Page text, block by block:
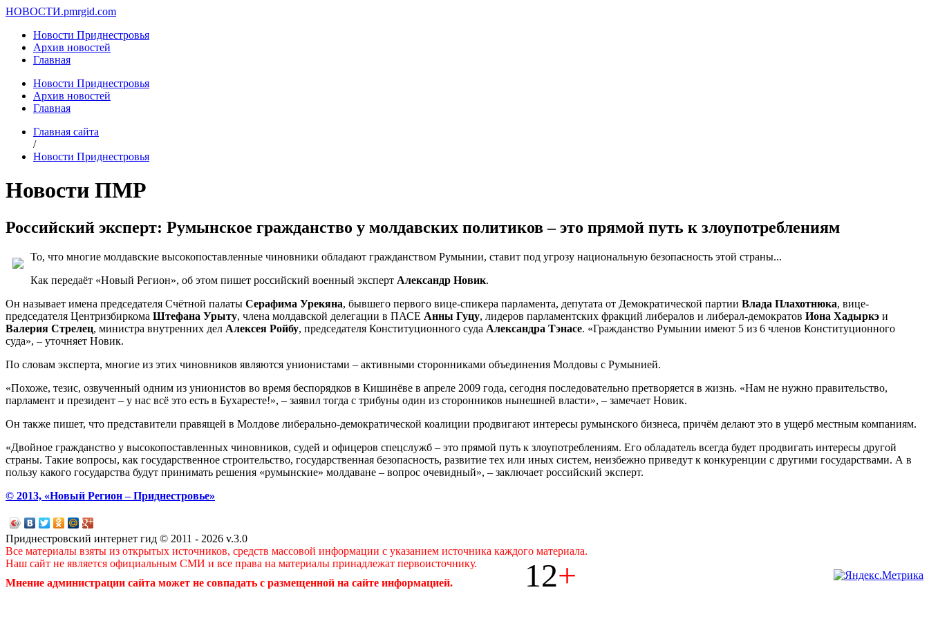
НОВОСТИ.pmrgid.com
Новости Приднестровья
Архив новостей
Главная
Новости Приднестровья
Архив новостей
Главная
Главная сайта
/
Новости Приднестровья
Новости ПМР
Российский эксперт: Румынское гражданство у молдавских политиков – это прямой путь к злоупотреблениям
То, что многие молдавские высокопоставленные чиновники обладают гражданством Румынии, ставит под угрозу национальную безопасность этой страны...
Как передаёт «Новый Регион», об этом пишет российский военный эксперт Александр Новик.
Он называет имена председателя Счётной палаты Серафима Урекяна, бывшего первого вице-спикера парламента, депутата от Демократической партии Влада Плахотнюка, вице-
председателя Центризбиркома Штефана Урыту, члена молдавской делегации в ПАСЕ Анны Гуцу, лидеров парламентских фракций либералов и либерал-демократов Иона Хадыркэ и
Валерия Стрелец, министра внутренних дел Алексея Ройбу, председателя Конституционного суда Александра Тэнасе. «Гражданство Румынии имеют 5 из 6 членов Конституционного
суда», – уточняет Новик.
По словам эксперта, многие из этих чиновников являются унионистами – активными сторонниками объединения Молдовы с Румынией.
«Похоже, тезис, озвученный одним из унионистов во время беспорядков в Кишинёве в апреле 2009 года, сегодня последовательно претворяется в жизнь. «Нам не нужно правительство,
парламент и президент – у нас всё это есть в Бухаресте!», – заявил тогда с трибуны один из сторонников нынешней власти», – замечает Новик.
Он также пишет, что представители правящей в Молдове либерально-демократической коалиции продвигают интересы румынского бизнеса, причём делают это в ущерб местным компаниям.
«Двойное гражданство у высокопоставленных чиновников, судей и офицеров спецслужб – это прямой путь к злоупотреблениям. Его обладатель всегда будет продвигать интересы другой
страны. Такие вопросы, как государственное строительство, государственная безопасность, развитие тех или иных систем, неизбежно приведут к конкуренции с другими государствами. А в
пользу какого государства будут принимать решения «румынские» молдаване – вопрос очевидный», – заключает российский эксперт.
© 2013, «Новый Регион – Приднестровье»
Приднестровский интернет гид © 2011 - 2026 v.3.0
Все материалы взяты из открытых источников, средств массовой информации с указанием источника каждого материала.
Наш сайт не является официальным СМИ и все права на материалы принадлежат первоисточнику.
Мнение администрации сайта может не совпадать с размещенной на сайте информацией.
12+